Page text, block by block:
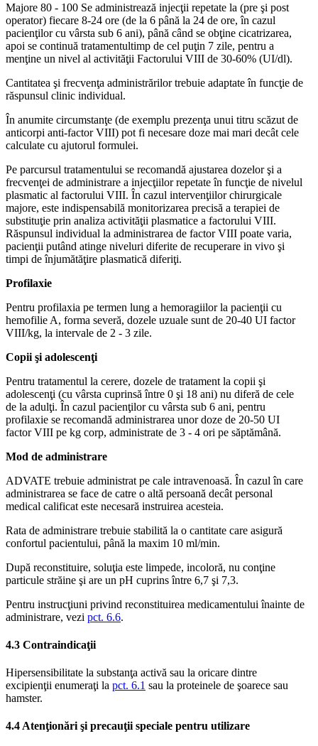
Majore 80 - 100 Se administrează injecţii repetate la (pre şi post
operator) fiecare 8-24 ore (de la 6 până la 24 de ore, în cazul
pacienţilor cu vârsta sub 6 ani), până când se obţine cicatrizarea,
apoi se continuă tratamentultimp de cel puţin 7 zile, pentru a
menţine un nivel al activităţii Factorului VIII de 30-60% (UI/dl).
Cantitatea şi frecvenţa administrărilor trebuie adaptate în funcţie de
răspunsul clinic individual.
În anumite circumstanţe (de exemplu prezenţa unui titru scăzut de
anticorpi anti-factor VIII) pot fi necesare doze mai mari decât cele
calculate cu ajutorul formulei.
Pe parcursul tratamentului se recomandă ajustarea dozelor şi a
frecvenţei de administrare a injecţiilor repetate în funcţie de nivelul
plasmatic al factorului VIII. În cazul intervenţiilor chirurgicale
majore, este indispensabilă monitorizarea precisă a terapiei de
substituţie prin analiza activităţii plasmatice a factorului VIII.
Răspunsul individual la administrarea de factor VIII poate varia,
pacienţii putând atinge niveluri diferite de recuperare in vivo şi
timpi de înjumătăţire plasmatică diferiţi.
Profilaxie
Pentru profilaxia pe termen lung a hemoragiilor la pacienţii cu
hemofilie A, forma severă, dozele uzuale sunt de 20-40 UI factor
VIII/kg, la intervale de 2 - 3 zile.
Copii şi adolescenţi
Pentru tratamentul la cerere, dozele de tratament la copii şi
adolescenţi (cu vârsta cuprinsă între 0 şi 18 ani) nu diferă de cele
de la adulţi. În cazul pacienţilor cu vârsta sub 6 ani, pentru
profilaxie se recomandă administrarea unor doze de 20-50 UI
factor VIII pe kg corp, administrate de 3 - 4 ori pe săptămână.
Mod de administrare
ADVATE trebuie administrat pe cale intravenoasă. În cazul în care
administrarea se face de catre o altă persoană decât personal
medical calificat este necesară instruirea acesteia.
Rata de administrare trebuie stabilită la o cantitate care asigură
confortul pacientului, până la maxim 10 ml/min.
După reconstituire, soluţia este limpede, incoloră, nu conţine
particule străine şi are un pH cuprins între 6,7 şi 7,3.
Pentru instrucţiuni privind reconstituirea medicamentului înainte de
administrare, vezi pct. 6.6.
4.3 Contraindicaţii
Hipersensibilitate la substanţa activă sau la oricare dintre
excipienţii enumeraţi la pct. 6.1 sau la proteinele de şoarece sau
hamster.
4.4 Atenţionări şi precauţii speciale pentru utilizare